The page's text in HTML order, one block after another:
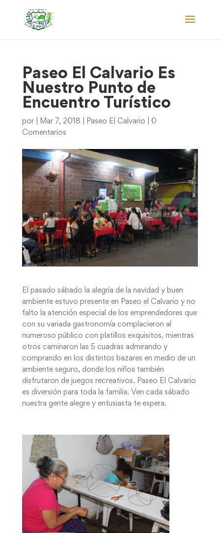
Paseo El Calvario Es
Nuestro Punto de
Encuentro Turístico
por Mar 7, 2018 Paseo El Calvario
0
Comentarios
El pasado sábado la alegría de la navidad y buen
ambiente estuvo presente en Paseo el Calvario y no
falto la atención especial de los emprendedores que
con su variada gastronomía complacieron al
numeroso público con platillos exquisitos, mientras
otros caminaron las 5 cuadras admirando y
comprando en los distintos bazares en medio de un
ambiente seguro, donde los niños también
disfrutaron de juegos recreativos. Paseo El Calvario
es diversión para toda la familia. Ven cada sábado
nuestra gente alegre y entusiasta te espera.